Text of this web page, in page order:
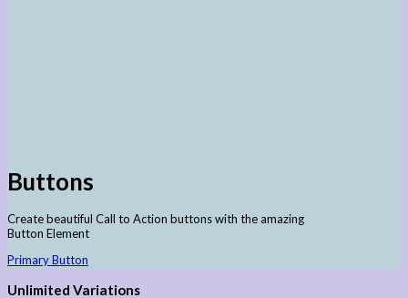
Buttons
Create beautiful Call to Action buttons with the amazing
Button Element
Primary Button
Unlimited Variations